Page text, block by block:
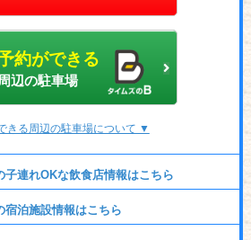
約ができる
周辺の駐車場
きる周辺の駐車場について ▼
子連れOKな飲食店情報はこちら
宿泊施設情報はこちら